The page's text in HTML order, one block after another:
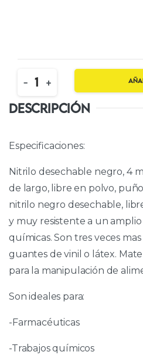
Quantity
- +
DESCRIPCIÓN
Especificaciones:
Nitrilo desechable negro, 4
de largo, libre en polvo,
nitrilo negro desechable,
y muy resistente a un
químicas. Son tres veces
guantes de vinil o látex.
para la manipulación de
Son ideales para:
-Farmacéuticas
-Trabajos químicos